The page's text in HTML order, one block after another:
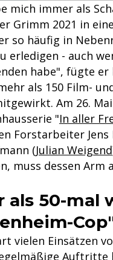
mich immer als
Grimm 2021 in
so häufig in
erledigen - auch
habe", fügte er
als 150 Film-
Am 26.
"In aller
Forstarbeiter
(Julian Weigend
muss dessen Arm
als 50-mal
vielen Einsätzen
Auftritte